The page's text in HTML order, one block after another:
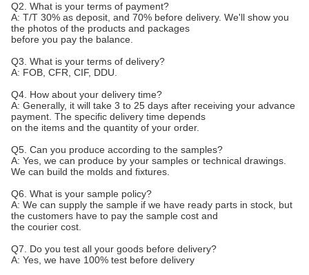
Q2. What is your terms of payment?
A: T/T 30% as deposit, and 70% before delivery. We'll show you
the photos of the products and packages
before you pay the balance.
Q3. What is your terms of delivery?
A: FOB, CFR, CIF, DDU.
Q4. How about your delivery time?
A: Generally, it will take 3 to 25 days after receiving your advance
payment. The specific delivery time depends
on the items and the quantity of your order.
Q5. Can you produce according to the samples?
A: Yes, we can produce by your samples or technical drawings.
We can build the molds and fixtures.
Q6. What is your sample policy?
A: We can supply the sample if we have ready parts in stock, but
the customers have to pay the sample cost and
the courier cost.
Q7. Do you test all your goods before delivery?
A: Yes, we have 100% test before delivery